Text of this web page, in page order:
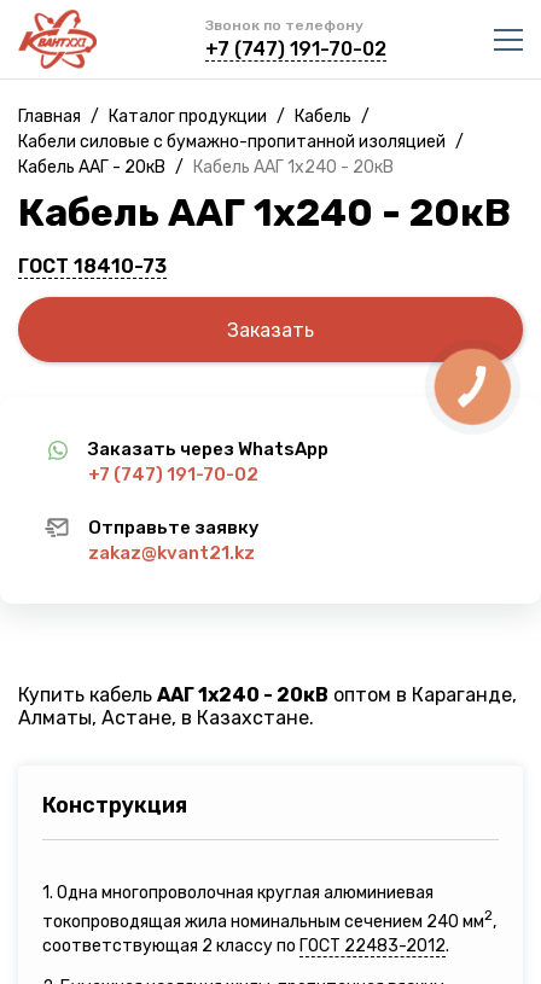
Звонок по телефону
+7 (747) 191-70-02
Главная / Каталог продукции / Кабель /
Кабели силовые с бумажно-пропитанной изоляцией /
Кабель ААГ - 20кВ / Кабель ААГ 1х240 - 20кВ
Кабель ААГ 1х240 - 20кВ
ГОСТ 18410-73
Заказать
Заказать через WhatsApp
+7 (747) 191-70-02
Отправьте заявку
zakaz@kvant21.kz
Купить кабель ААГ 1х240 - 20кВ оптом в Караганде,
Алматы, Астане, в Казахстане.
Конструкция
1. Одна многопроволочная круглая алюминиевая
токопроводящая жила номинальным сечением 240 мм2,
соответствующая 2 классу по ГОСТ 22483-2012.